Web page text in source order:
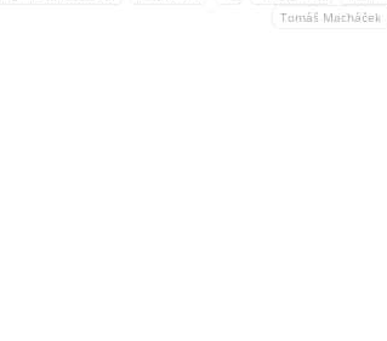
Tomáš Macháček